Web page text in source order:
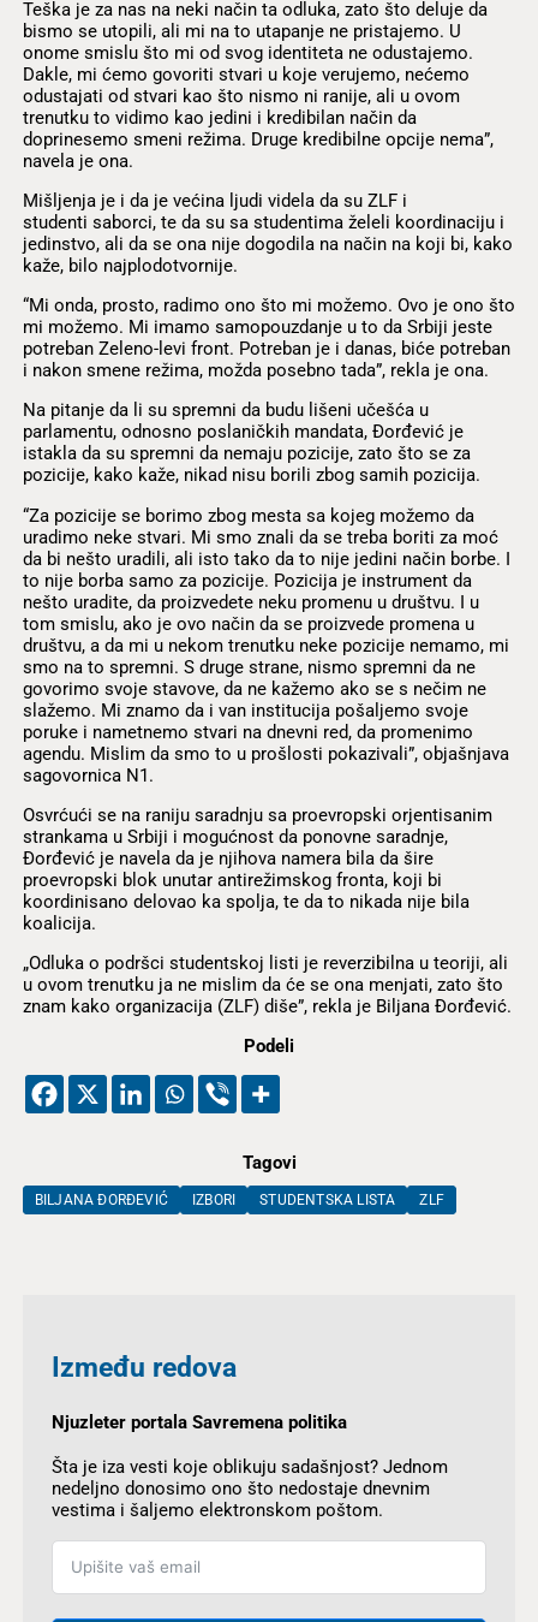
Teška je za nas na neki način ta odluka, zato što deluje da
bismo se utopili, ali mi na to utapanje ne pristajemo. U
onome smislu što mi od svog identiteta ne odustajemo.
Dakle, mi ćemo govoriti stvari u koje verujemo, nećemo
odustajati od stvari kao što nismo ni ranije, ali u ovom
trenutku to vidimo kao jedini i kredibilan način da
doprinesemo smeni režima. Druge kredibilne opcije nema”,
navela je ona.
Mišljenja je i da je većina ljudi videla da su ZLF i
studenti saborci, te da su sa studentima želeli koordinaciju i
jedinstvo, ali da se ona nije dogodila na način na koji bi, kako
kaže, bilo najplodotvornije.
“Mi onda, prosto, radimo ono što mi možemo. Ovo je ono što
mi možemo. Mi imamo samopouzdanje u to da Srbiji jeste
potreban Zeleno-levi front. Potreban je i danas, biće potreban
i nakon smene režima, možda posebno tada”, rekla je ona.
Na pitanje da li su spremni da budu lišeni učešća u
parlamentu, odnosno poslaničkih mandata, Đorđević je
istakla da su spremni da nemaju pozicije, zato što se za
pozicije, kako kaže, nikad nisu borili zbog samih pozicija.
“Za pozicije se borimo zbog mesta sa kojeg možemo da
uradimo neke stvari. Mi smo znali da se treba boriti za moć
da bi nešto uradili, ali isto tako da to nije jedini način borbe. I
to nije borba samo za pozicije. Pozicija je instrument da
nešto uradite, da proizvedete neku promenu u društvu. I u
tom smislu, ako je ovo način da se proizvede promena u
društvu, a da mi u nekom trenutku neke pozicije nemamo, mi
smo na to spremni. S druge strane, nismo spremni da ne
govorimo svoje stavove, da ne kažemo ako se s nečim ne
slažemo. Mi znamo da i van institucija pošaljemo svoje
poruke i nametnemo stvari na dnevni red, da promenimo
agendu. Mislim da smo to u prošlosti pokazivali”, objašnjava
sagovornica N1.
Osvrćući se na raniju saradnju sa proevropski orjentisanim
strankama u Srbiji i mogućnost da ponovne saradnje,
Đorđević je navela da je njihova namera bila da šire
proevropski blok unutar antirežimskog fronta, koji bi
koordinisano delovao ka spolja, te da to nikada nije bila
koalicija.
„Odluka o podršci studentskoj listi je reverzibilna u teoriji, ali
u ovom trenutku ja ne mislim da će se ona menjati, zato što
znam kako organizacija (ZLF) diše”, rekla je Biljana Đorđević.
Podeli
Tagovi
BILJANA ĐORĐEVIĆ IZBORI STUDENTSKA LISTA ZLF
Između redova
Njuzleter portala Savremena politika
Šta je iza vesti koje oblikuju sadašnjost? Jednom
nedeljno donosimo ono što nedostaje dnevnim
vestima i šaljemo elektronskom poštom.